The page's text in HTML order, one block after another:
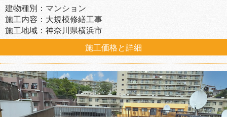
建物種別：マンション
施工内容：大規模修繕工事
施工地域：神奈川県横浜市
施工価格と詳細